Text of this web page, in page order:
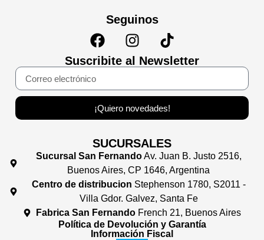
Seguinos
Suscribite al Newsletter
¡Quiero novedades!
SUCURSALES
Sucursal San FernandoAv. Juan B. Justo 2516,
Buenos Aires, CP 1646, Argentina
Centro de distribucion Stephenson 1780, S2011 -
Villa Gdor. Galvez, Santa Fe
Fabrica San Fernando French 21, Buenos Aires
Política de Devolución y Garantía
Información Fiscal